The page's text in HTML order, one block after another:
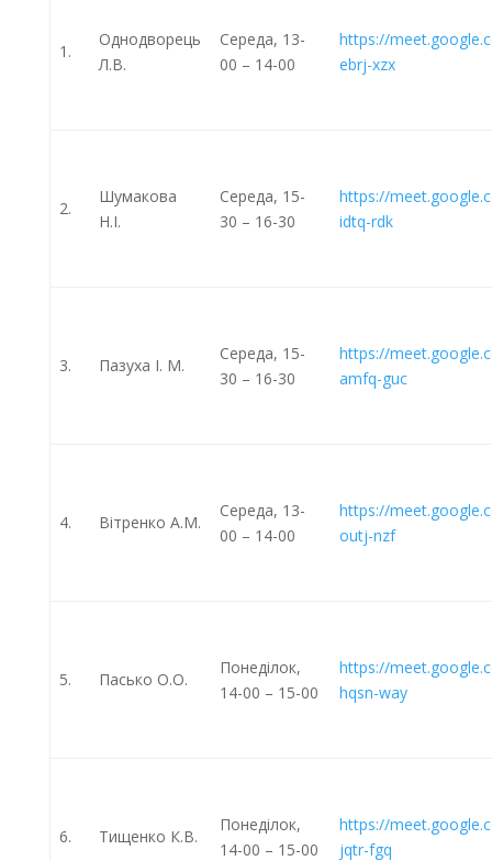
1.
Однодворець
Л.В.
Середа, 13-
00 – 14-00
https://
ebrj-xzx
2.
Шумакова
Н.І.
Середа, 15-
30 – 16-30
https://
idtq-rdk
3. Пазуха І. М.
Середа, 15-
30 – 16-30
https://
amfq-guc
4. Вітренко А.М.
Середа, 13-
00 – 14-00
https://
outj-nzf
5. Пасько О.О.
Понеділок,
14-00 – 15-00
https://
hqsn-way
6. Тищенко К.В.
Понеділок,
14-00 – 15-00
https://
jqtr-fgq